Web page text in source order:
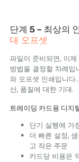
단계 5 – 최상의
대 오프셋
파일이 준비되면, 이
방법을 결정할 차례입
와 오프셋 인쇄입니다
산, 품질에 대한 기대.
트레이딩 카드용 디지
단기 실행에 가
더 빠른 설정,
고 작은 주문
카드당 비용은